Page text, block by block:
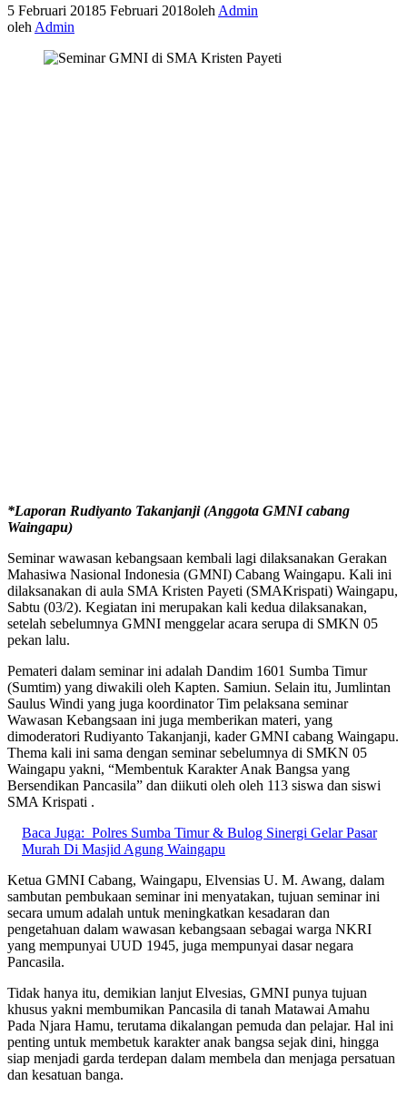
5 Februari 20185 Februari 2018oleh Admin
oleh Admin
*Laporan Rudiyanto Takanjanji (Anggota GMNI cabang
Waingapu)
Seminar wawasan kebangsaan kembali lagi dilaksanakan Gerakan
Mahasiwa Nasional Indonesia (GMNI) Cabang Waingapu. Kali ini
dilaksanakan di aula SMA Kristen Payeti (SMAKrispati) Waingapu,
Sabtu (03/2). Kegiatan ini merupakan kali kedua dilaksanakan,
setelah sebelumnya GMNI menggelar acara serupa di SMKN 05
pekan lalu.
Pemateri dalam seminar ini adalah Dandim 1601 Sumba Timur
(Sumtim) yang diwakili oleh Kapten. Samiun. Selain itu, Jumlintan
Saulus Windi yang juga koordinator Tim pelaksana seminar
Wawasan Kebangsaan ini juga memberikan materi, yang
dimoderatori Rudiyanto Takanjanji, kader GMNI cabang Waingapu.
Thema kali ini sama dengan seminar sebelumnya di SMKN 05
Waingapu yakni, “Membentuk Karakter Anak Bangsa yang
Bersendikan Pancasila” dan diikuti oleh oleh 113 siswa dan siswi
SMA Krispati .
Baca Juga: Polres Sumba Timur & Bulog Sinergi Gelar Pasar
Murah Di Masjid Agung Waingapu
Ketua GMNI Cabang, Waingapu, Elvensias U. M. Awang, dalam
sambutan pembukaan seminar ini menyatakan, tujuan seminar ini
secara umum adalah untuk meningkatkan kesadaran dan
pengetahuan dalam wawasan kebangsaan sebagai warga NKRI
yang mempunyai UUD 1945, juga mempunyai dasar negara
Pancasila.
Tidak hanya itu, demikian lanjut Elvesias, GMNI punya tujuan
khusus yakni membumikan Pancasila di tanah Matawai Amahu
Pada Njara Hamu, terutama dikalangan pemuda dan pelajar. Hal ini
penting untuk membetuk karakter anak bangsa sejak dini, hingga
siap menjadi garda terdepan dalam membela dan menjaga persatuan
dan kesatuan banga.